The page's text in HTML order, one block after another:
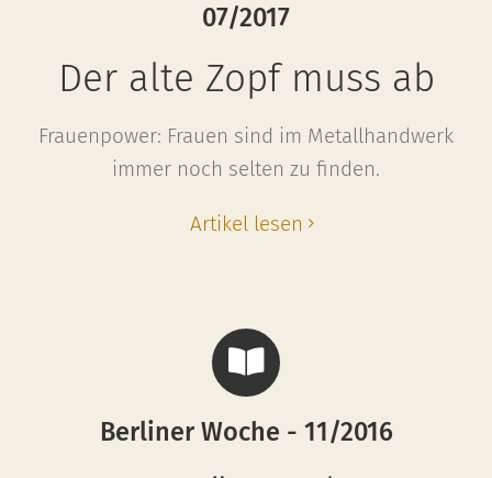
07/2017
Der alte Zopf muss ab
Frauenpower: Frauen sind im Metallhandwerk
immer noch selten zu finden.
Artikel lesen
Berliner Woche - 11/2016